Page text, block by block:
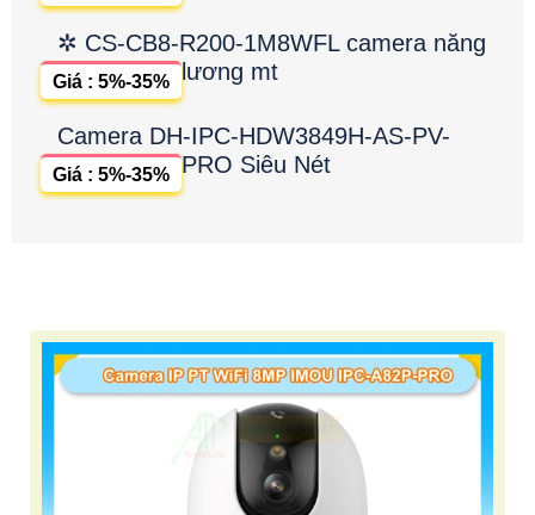
✲ CS-CB8-R200-1M8WFL camera năng
lương mt
Giá : 5%-35%
Camera DH-IPC-HDW3849H-AS-PV-
PRO Siêu Nét
Giá : 5%-35%